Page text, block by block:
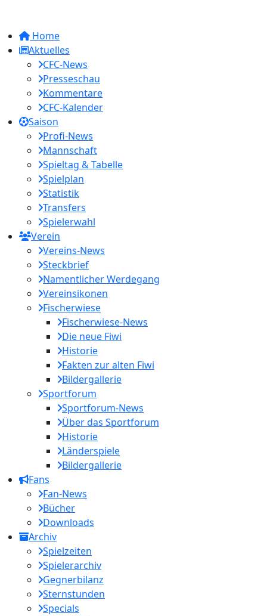
Home
Aktuelles
CFC-News
Presseschau
Kommentare
CFC-Kalender
Saison
Profi-News
Mannschaft
Spieltag & Tabelle
Spielplan
Statistik
Transfers
Spielerwahl
Verein
Vereins-News
Steckbrief
Namentlicher Werdegang
Vereinsikonen
Fischerwiese
Fischerwiese-News
Die neue Fiwi
Historie
Fakten zur alten Fiwi
Bildergallerie
Sportforum
Sportforum-News
Über das Sportforum
Historie
Länderspiele
Bildergallerie
Fans
Fan-News
Bücher
Downloads
Archiv
Spielzeiten
Spielerarchiv
Gegnerbilanz
Sternstunden
Specials